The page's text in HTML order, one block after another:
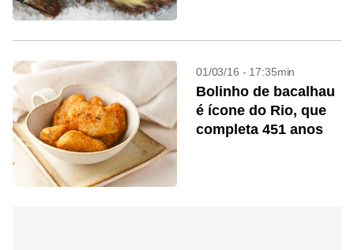
01/03/16 - 17:35min
Bolinho de bacalhau
é ícone do Rio, que
completa 451 anos